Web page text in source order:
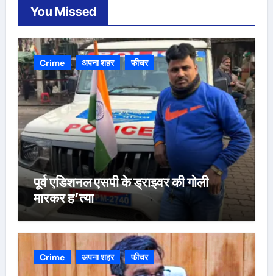
You Missed
Crime अपना शहर फीचर
पूर्व एडिशनल एसपी के ड्राइवर की गोली
मारकर ह’त्या
Crime अपना शहर फीचर